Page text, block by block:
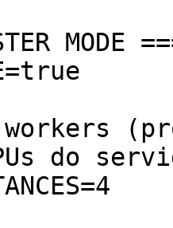
MODE
do